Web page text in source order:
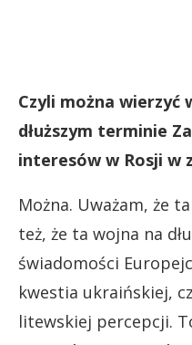
Czyli można wierzyć
dłuższym terminie
interesów w Rosji w
Można. Uważam, że
też, że ta wojna na
świadomości
kwestia ukraińskiej,
litewskiej percepcji.